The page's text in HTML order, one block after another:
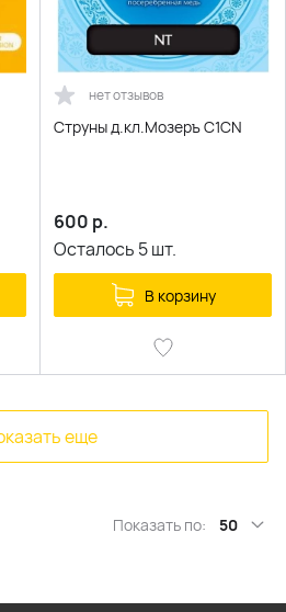
нет отзывов
Струны д.кл.Мозеръ C1CN
600 р.
Осталось 5шт.
В корзину
еще
Показать по: 50